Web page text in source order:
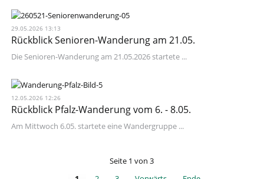
29.05.2026 13:13
Rückblick Senioren-Wanderung am 21.05.
Die Senioren-Wanderung am 21.05.2026 startete ...
12.05.2026 12:26
Rückblick Pfalz-Wanderung vom 6. - 8.05.
Am Mittwoch 6.05. startete eine Wandergruppe ...
Seite 1 von 3